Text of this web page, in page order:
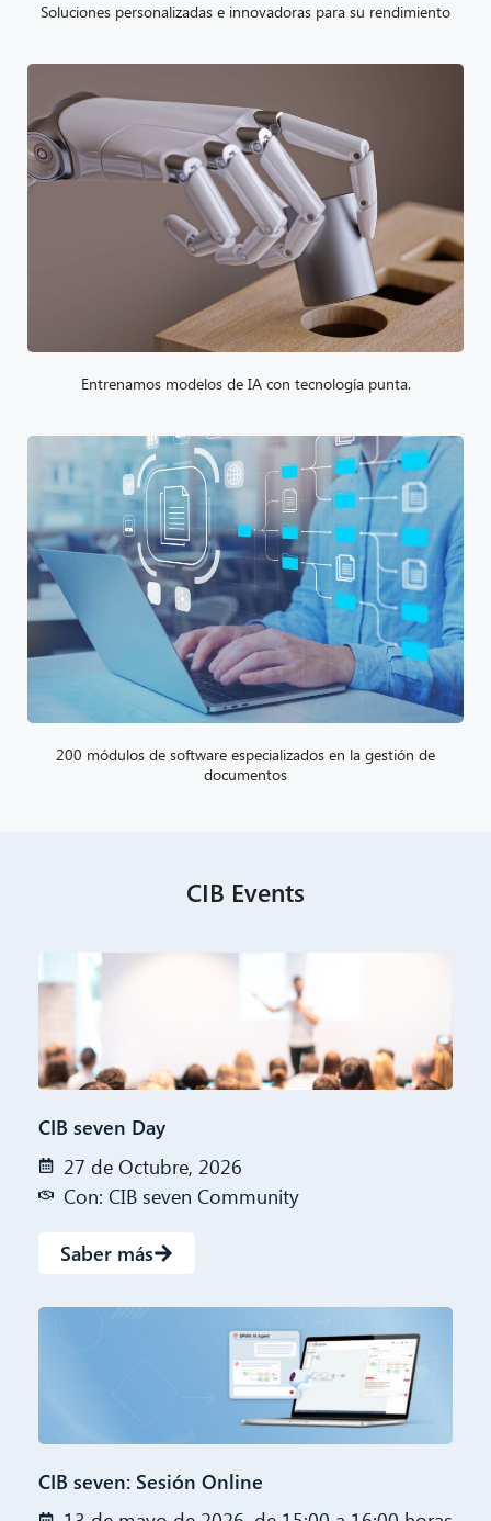
Soluciones personalizadas e innovadoras para su rendimiento
Entrenamos modelos de IA con tecnología punta.
200 módulos de software especializados en la gestión de
documentos
CIB Events
CIB seven Day
27 de Octubre, 2026
Con: CIB seven Community
Saber más
CIB seven: Sesión Online